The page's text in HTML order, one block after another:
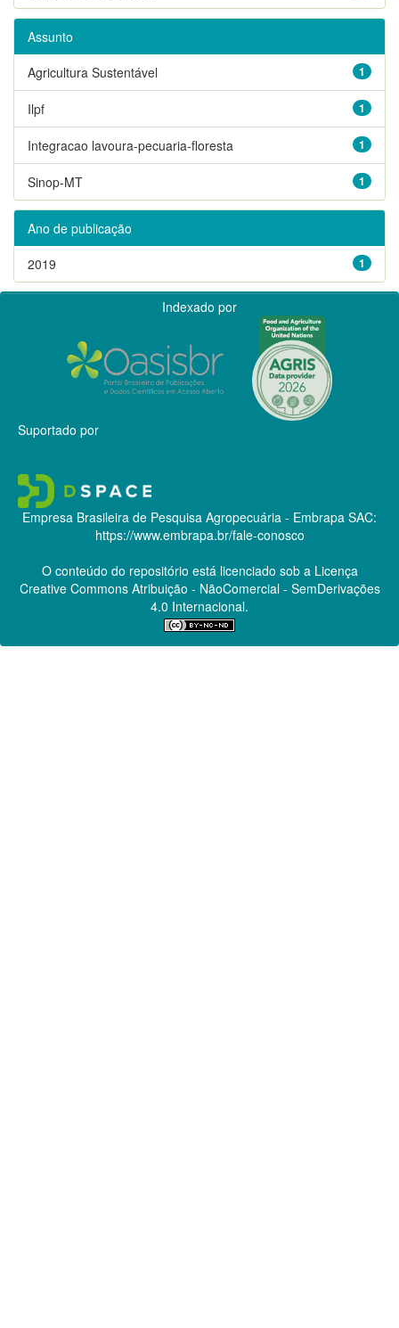
Assunto
1
Agricultura Sustentável
1
Ilpf
1
Integracao lavoura-pecuaria-floresta
1
Sinop-MT
Ano de publicação
1
2019
Indexado por
Suportado por
Empresa Brasileira de Pesquisa Agropecuária - Embrapa SAC:
https://www.embrapa.br/fale-conosco
O conteúdo do repositório está licenciado sob a Licença
Creative CommonsAtribuição - NãoComercial - SemDerivações
4.0 Internacional.